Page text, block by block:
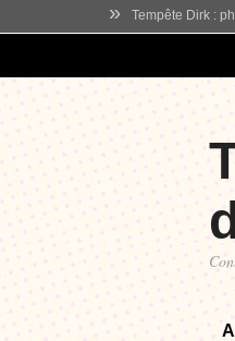
» Tempête Dirk :